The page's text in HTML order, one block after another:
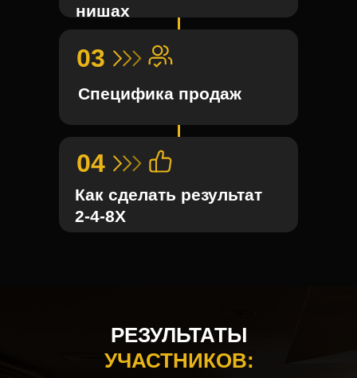
Как сделать результат
2-4-8Х
нишах
Специфика продаж
04
03
РЕЗУЛЬТАТЫ
УЧАСТНИКОВ: